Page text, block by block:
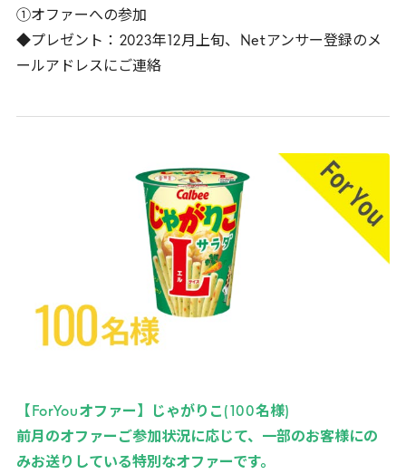
①オファーへの参加
◆プレゼント： 2023年 12月上旬、 Net アンサー登録のメ
ールアドレスにご連絡
【 ForYouオファー】じゃがりこ( 100名様)
前月のオファーご参加状況に応じて、一部のお客様にの
みお送りしている特別なオファーです。